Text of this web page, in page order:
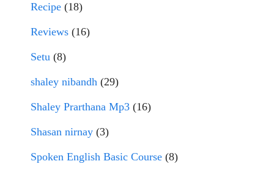
Recipe (18)
Reviews (16)
Setu (8)
shaley nibandh (29)
Shaley Prarthana Mp3 (16)
Shasan nirnay (3)
Spoken English Basic Course (8)